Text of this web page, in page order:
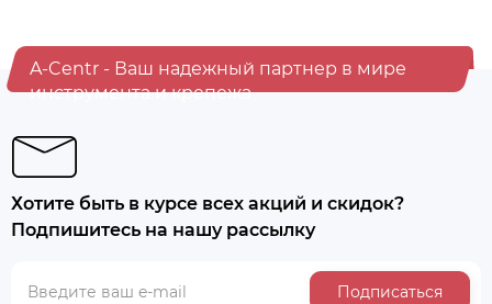
A-Centr - Ваш надежный партнер в мире
инструмента и крепежа
Хотите быть в курсе всех акций и скидок?
Подпишитесь на нашу рассылку
Подписаться